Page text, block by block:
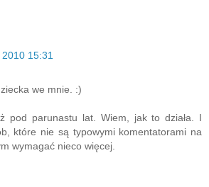
15:31
we mnie. :)
pod parunastu lat. Wiem, jak to działa. I
które nie są typowymi komentatorami na
wymagać nieco więcej.